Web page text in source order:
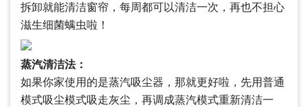
拆卸就能清洁窗帘，每周都可以清洁一次，再也不担心
滋生细菌螨虫啦！
蒸汽清洁法：
如果你家使用的是蒸汽吸尘器，那就更好啦，先用普通
模式吸尘模式吸走灰尘，再调成蒸汽模式重新清洁一